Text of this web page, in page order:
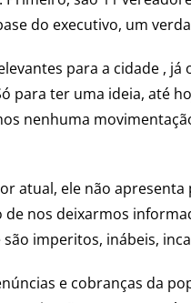
do executivo, um
para a cidade ,
para ter uma ideia, até
nenhuma
atual, ele não apresenta
nos deixarmos
imperitos, inábeis,
e cobranças da